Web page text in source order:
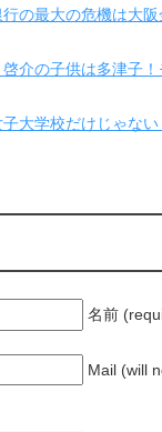
の最大の危機は大
介の子供は多津子
大学校だけじゃな
名前
Mail (will